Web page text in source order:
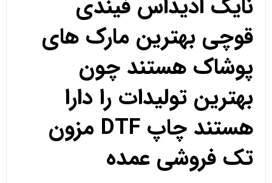
نایک ادیداس فیندی
قوچی بهترین مارک های
پوشاک هستند چون
بهترین تولیدات را دارا
هستند چاپ DTF مزون
تک فروشی عمده